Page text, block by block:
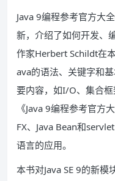
Java 9编程参考官方大
新，介绍了如何开发、
作家Herbert Schildt在
ava的语法、关键字和
要内容，如I/O、集合框
《Java 9编程参考官方
FX、Java Bean和
语言的应用。
本书对Java SE 9的新